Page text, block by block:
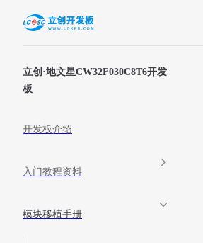
Skip to content
立创·地文星CW32F030C8T6开发
板
开发板介绍
入门教程资料
模块移植手册